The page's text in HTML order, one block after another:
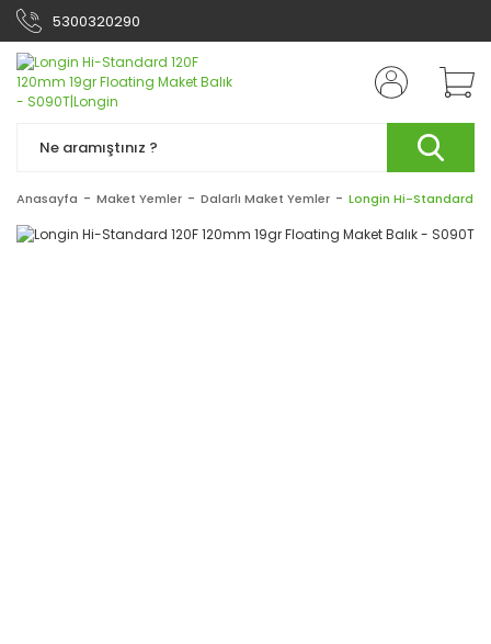
5300320290
Anasayfa Maket Yemler Dalarlı Maket Yemler Longin Hi-Standard